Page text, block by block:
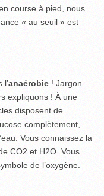
course à pied, nous
« au seuil » est
l’anaérobie ! Jargon
expliquons ! À une
disposent de
complètement,
Vous connaissez la
CO2 et H2O. Vous
de l’oxygène.